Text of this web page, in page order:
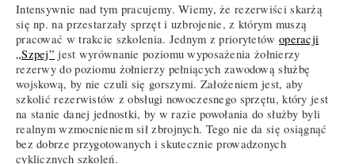
Intensywnie nad tym pracujemy. Wiemy, że rezerwiści skarżą
się np. na przestarzały sprzęt i uzbrojenie, z którym muszą
pracować w trakcie szkolenia. Jednym z priorytetów operacji
„Szpej” jest wyrównanie poziomu wyposażenia żołnierzy
rezerwy do poziomu żołnierzy pełniących zawodową służbę
wojskową, by nie czuli się gorszymi. Założeniem jest, aby
szkolić rezerwistów z obsługi nowoczesnego sprzętu, który jest
na stanie danej jednostki, by w razie powołania do służby byli
realnym wzmocnieniem sił zbrojnych. Tego nie da się osiągnąć
bez dobrze przygotowanych i skutecznie prowadzonych
cyklicznych szkoleń.